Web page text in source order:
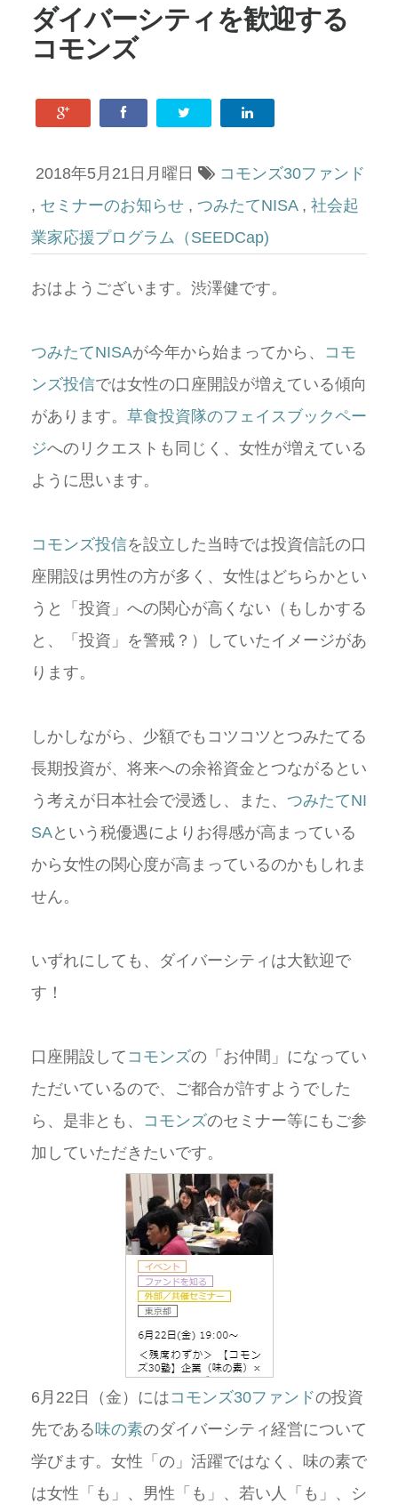
ダイバーシティを歓迎する
コモンズ
2018年5月21日月曜日
コモンズ30ファンド
, セミナーのお知らせ , つみたてNISA , 社会起
業家応援プログラム（SEEDCap)
おはようございます。渋澤健です。
つみたてNISAが今年から始まってから、 コモ
ンズ投信では女性の口座開設が増えている傾向
があります。 草食投資隊のフェイスブックペー
ジへのリクエストも同じく、女性が増えている
ように思います。
コモンズ投信を設立した当時では投資信託の口
座開設は男性の方が多く、女性はどちらかとい
うと「投資」への関心が高くない（もしかする
と、「投資」を警戒？）していたイメージがあ
ります。
しかしながら、少額でもコツコツとつみたてる
長期投資が、将来への余裕資金とつながるとい
う考えが日本社会で浸透し、また、 つみたてNI
SAという税優遇によりお得感が高まっている
から女性の関心度が高まっているのかもしれま
せん。
いずれにしても、ダイバーシティは大歓迎で
す！
口座開設して コモンズの「お仲間」になってい
ただいているので、ご都合が許すようでした
ら、是非とも、 コモンズのセミナー等にもご参
加していただきたいです。
6月22日（金）にはコモンズ30ファンドの投資
先である味の素のダイバーシティ経営について
学びます。女性「の」活躍ではなく、味の素で
は女性「も」、男性「も」、若い人「も」、シ